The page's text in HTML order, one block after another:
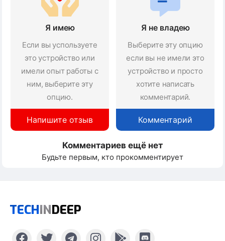
Я имею
Если вы успользуете
это устройство или
имели опыт работы с
ним, выберите эту
опцию.
Напишите отзыв
Я не владею
Выберите эту опцию
если вы не имели это
устройство и просто
хотите написать
комментарий.
Комментарий
Комментариев ещё нет
Будьте первым, кто прокомментирует
TECHINDEEP